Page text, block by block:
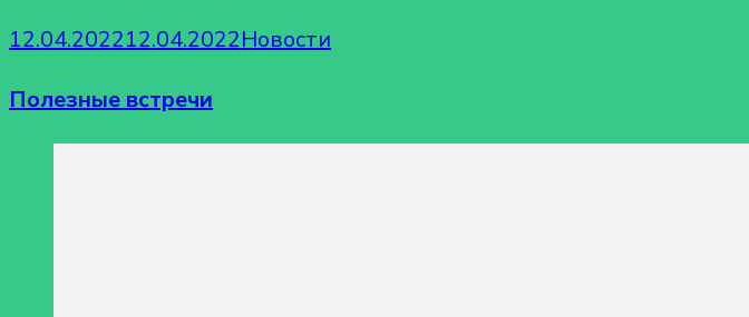
12.04.202212.04.2022Новости
Полезные встречи